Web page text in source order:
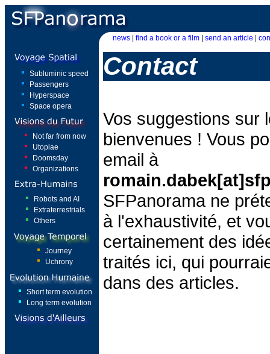
news find a book or a film send an article
Subluminic speed
Passengers
Hyperspace
Space opera
Not far from now
Utopiae
Doomsday
Organizations
Robots and AI
Extraterrestrials
Others
Journey
Uchrony
Short term evolution
Long term evolution
Contact
Vos suggestions sur
bienvenues ! Vous
email à
SFPanorama ne
à l'exhaustivité, et
certainement des
traités ici, qui
dans des articles.